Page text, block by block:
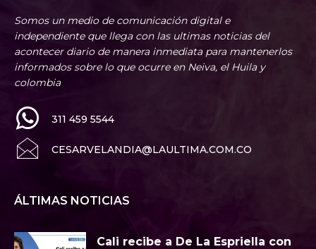
Somos un medio de comunicación digital e
independiente que llega con las ultimas noticias del
acontecer diario de manera inmediata para mantenerlos
informados sobre lo que ocurre en Neiva, el Huila y
colombia
311 459 5544
CESARVELANDIA@LAULTIMA.COM.CO
ÁLTIMAS NOTICIAS
Cali recibe a De La Espriella con